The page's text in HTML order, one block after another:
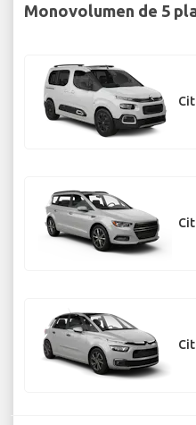
Monovolumen de 5